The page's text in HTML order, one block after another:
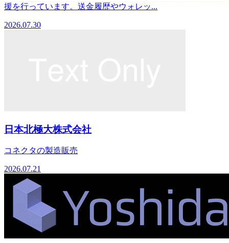
援を行っています。送金履歴やウォレッ...
2026.07.30
日本北極大株式会社
コネクタの製造販売
2026.07.21